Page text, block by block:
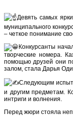
Девять самых
муниципального
– четкое понимание
Конкурсанты
творческие номера.
помощью друзей они
залом, стала Дарья
Следующим
и другим предметам.
интриги и волнения.
Перед жюри стояла